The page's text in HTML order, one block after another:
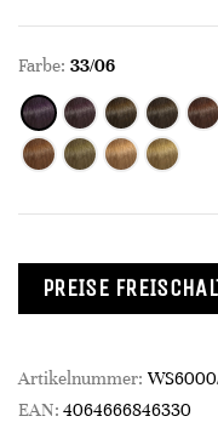
Farbe: 33/06
PREISE
Artikelnummer:
EAN: 4064666846330